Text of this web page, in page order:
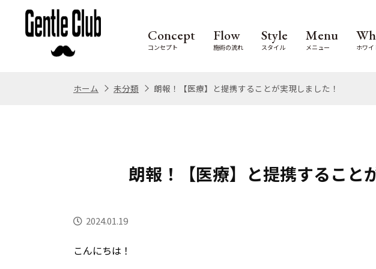
Concept
コンセプト
Flow
施術の流れ
Style
スタイル
Menu
メニュー ホワ
ホーム 未分類 朗報！【医療】と提携することが実現しました！
朗報！【医療】と提携すること
2024.01.19
こんにちは！